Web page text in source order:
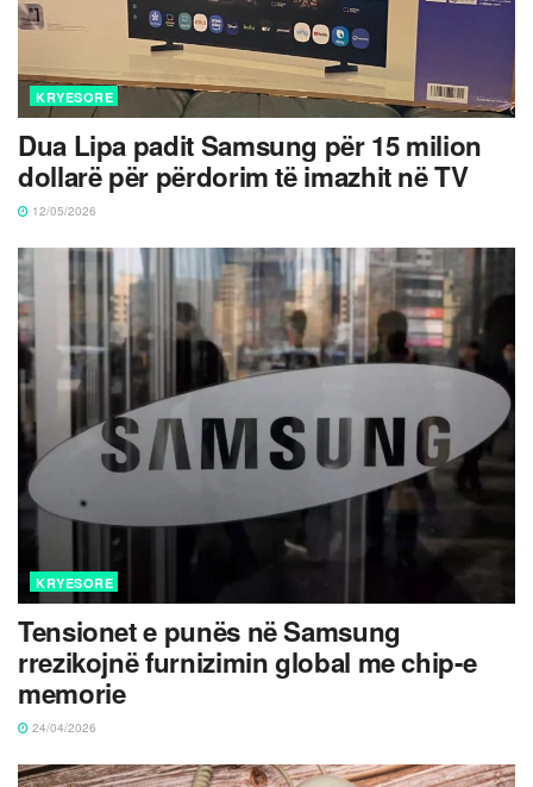
KRYESORE
Dua Lipa padit Samsung për 15 milion
dollarë për përdorim të imazhit në TV
12/05/2026
KRYESORE
Tensionet e punës në Samsung
rrezikojnë furnizimin global me chip-e
memorie
24/04/2026